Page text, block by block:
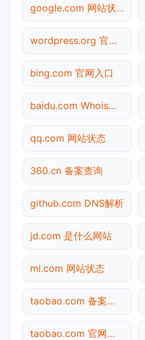
google.com 网站状态
wordpress.org 官网入口
bing.com 官网入口
baidu.com Whois查询
qq.com 网站状态
360.cn 备案查询
github.com DNS解析
jd.com 是什么网站
mi.com 网站状态
taobao.com 备案查询
taobao.com 官网入口